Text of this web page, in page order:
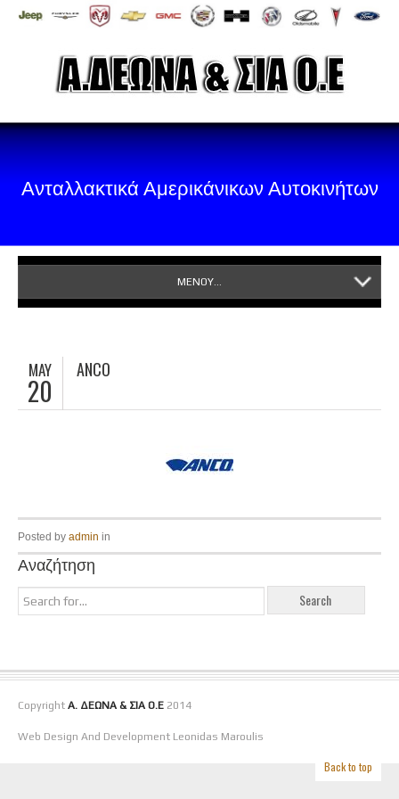
Ανταλλακτικά Αμερικάνικων Αυτοκινήτων
ΜΕΝΟΥ...
Back to top
MAY
20
ANCO
Posted by admin in
Αναζήτηση
Copyright Α. ΔΕΩΝΑ & ΣΙΑ Ο.Ε 2014
Web Design And Development Leonidas Maroulis